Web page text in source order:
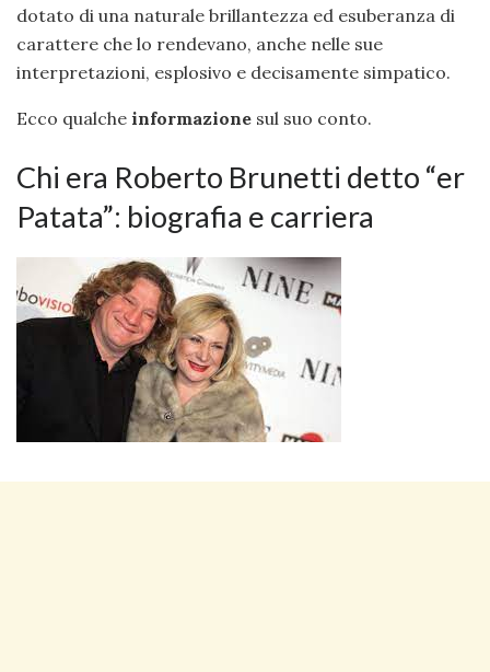
dotato di una naturale brillantezza ed esuberanza di
carattere che lo rendevano, anche nelle sue
interpretazioni, esplosivo e decisamente simpatico.
Ecco qualche informazione sul suo conto.
Chi era Roberto Brunetti detto “er
Patata”: biografia e carriera